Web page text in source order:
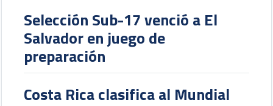
Selección Sub-17 venció a El
Salvador en juego de
preparación
Costa Rica clasifica al Mundial